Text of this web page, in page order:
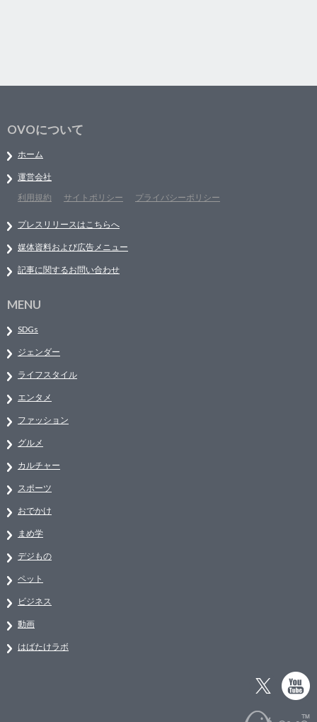
OVOについて
ホーム
運営会社
利用規約
サイトポリシー プライバシーポリシー
プレスリリースはこちらへ
媒体資料および広告メニュー
記事に関するお問い合わせ
MENU
SDGs
ジェンダー
ライフスタイル
エンタメ
ファッション
グルメ
カルチャー
スポーツ
おでかけ
まめ学
デジもの
ペット
ビジネス
動画
はばたけラボ